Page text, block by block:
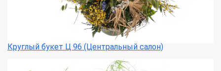
Круглый букет Ц 96 (Центральный салон)